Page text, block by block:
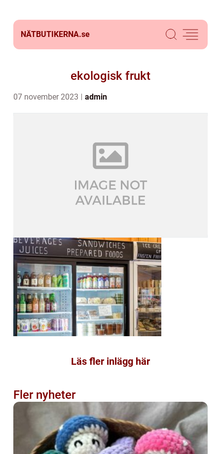
NÄTBUTIKERNA.se
ekologisk frukt
07 november 2023 admin
Läs fler inlägg här
Fler nyheter